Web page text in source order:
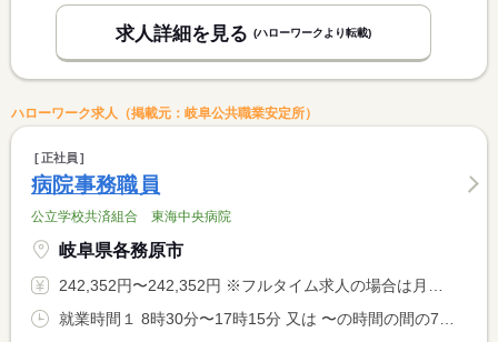
求人詳細を見る (ハローワークより転載)
ハローワーク求人（掲載元：岐阜公共職業安定所）
正社員
病院事務職員
公立学校共済組合 東海中央病院
岐阜県各務原市
242,352円〜242,352円 ※フルタイム求人の場合は月額（換算額）、パート求人の場合は時間額を表示しています。
就業時間１ 8時30分〜17時15分 又は 〜の時間の間の7時間以上 就業時間に関する特記事項 実働７時間４５分 休憩６０分